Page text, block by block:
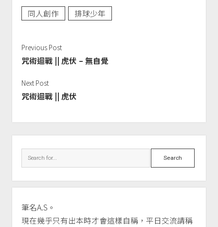
同人創作 排球少年
Previous Post
咒術迴戰 || 虎伏 – 無自覺
Next Post
咒術迴戰 || 虎伏
Search
筆名A.S。
現在幾乎只有出本時才會這樣自稱，平日交流請稱